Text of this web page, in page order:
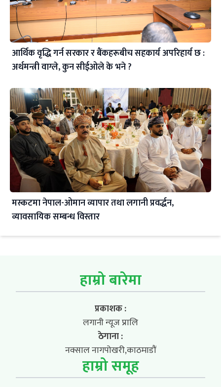
आर्थिक वृद्धि गर्न सरकार र बैंकहरूबीच सहकार्य अपरिहार्य छ :
अर्थमन्त्री वाग्ले, कुन सीईओले के भने ?
मस्कटमा नेपाल-ओमान व्यापार तथा लगानी प्रवर्द्धन,
व्यावसायिक सम्बन्ध विस्तार
हाम्रो बारेमा
प्रकाशक :
लगानी न्यूज प्रालि
ठेगाना :
नक्साल नागपोखरी,काठमाडौं
हाम्रो समूह